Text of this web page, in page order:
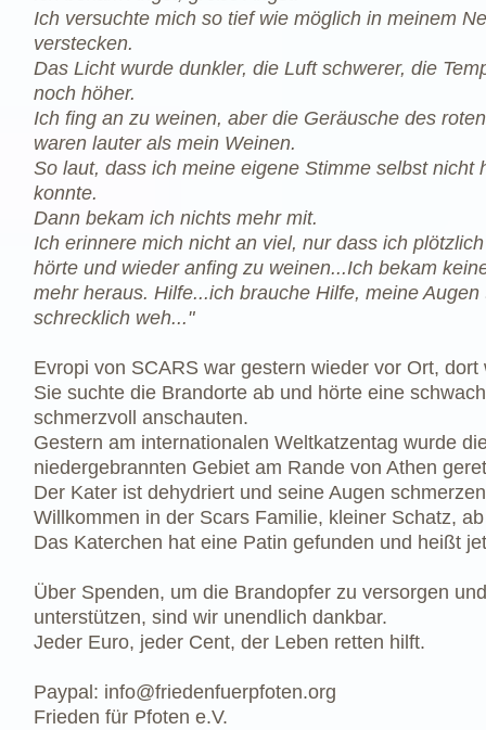
Ich versuchte mich so tief wie möglich in meinem
verstecken.
Das Licht wurde dunkler, die Luft schwerer, die
noch höher.
Ich fing an zu weinen, aber die Geräusche des
waren lauter als mein Weinen.
So laut, dass ich meine eigene Stimme selbst nicht
konnte.
Dann bekam ich nichts mehr mit.
Ich erinnere mich nicht an viel, nur dass ich
hörte und wieder anfing zu weinen...Ich bekam
mehr heraus. Hilfe...ich brauche Hilfe, meine Augen
schrecklich weh..."
Evropi von SCARS war gestern wieder vor Ort,
Sie suchte die Brandorte ab und hörte eine
schmerzvoll anschauten.
Gestern am internationalen Weltkatzentag wurde
niedergebrannten Gebiet am Rande von Athen
Der Kater ist dehydriert und seine Augen
Willkommen in der Scars Familie, kleiner Schatz,
Das Katerchen hat eine Patin gefunden und heißt
Über Spenden, um die Brandopfer zu versorgen
unterstützen, sind wir unendlich dankbar.
Jeder Euro, jeder Cent, der Leben retten hilft.
Paypal: info@friedenfuerpfoten.org
Frieden für Pfoten e.V.